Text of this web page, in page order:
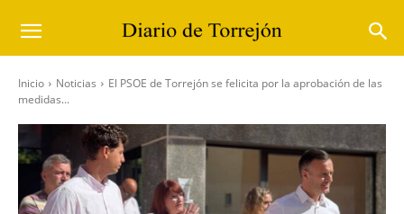
Inicio Noticias
El PSOE de Torrejón se felicita por la aprobación de las
medidas...